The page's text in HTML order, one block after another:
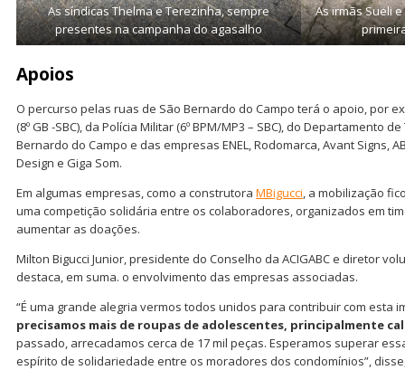
As síndicas Thelma e Terezinha, sempre
presentes na campanha do agasalho
As irmãs Sueli
Apoios
O percurso pelas ruas de São Bernardo do Campo terá o apoio, por
(8º GB -SBC), da Polícia Militar (6º BPM/MP3 – SBC), do Departamento
Bernardo do Campo e das empresas ENEL, Rodomarca, Avant Signs,
Design e Giga Som.
Em algumas empresas, como a construtora MBigucci, a mobilização
uma competição solidária entre os colaboradores, organizados em
aumentar as doações.
Milton Bigucci Junior, presidente do Conselho da ACIGABC e diretor
destaca, em suma. o envolvimento das empresas associadas.
“É uma grande alegria vermos todos unidos para contribuir com esta
precisamos mais de roupas de adolescentes, principalmente
passado, arrecadamos cerca de 17 mil peças. Esperamos superar
espírito de solidariedade entre os moradores dos condomínios”,